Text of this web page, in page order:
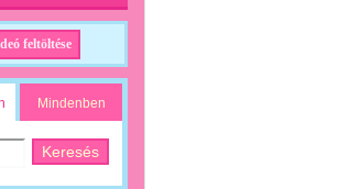
feltöltése
Mindenben